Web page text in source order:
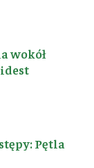
wokół
Pętla